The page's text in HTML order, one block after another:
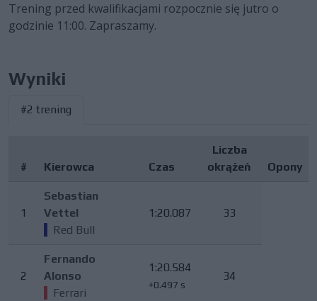
Trening przed kwalifikacjami rozpocznie się jutro o
godzinie 11:00. Zapraszamy.
Wyniki
#2 trening
# Kierowca Czas
Liczba
okrążeń
Opony
1
Sebastian
Vettel
Red Bull
1:20.087 33
2
Fernando
Alonso
Ferrari
1:20.584
+0.497 s
34